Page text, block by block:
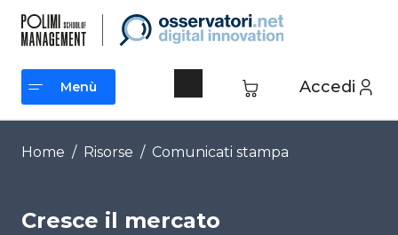
contenuto
Accedi
Menù
Menù
Home / Risorse / Comunicati stampa
Cresce il mercato